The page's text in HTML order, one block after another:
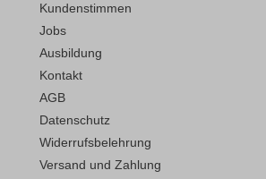
Kundenstimmen
Jobs
Ausbildung
Kontakt
AGB
Datenschutz
Widerrufsbelehrung
Versand und Zahlung